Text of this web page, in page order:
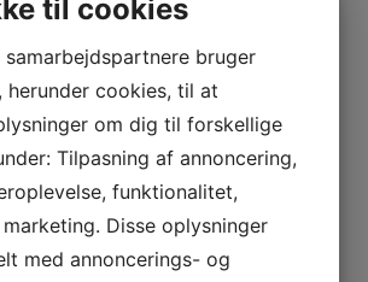
– stort udvalg og gode priser
til cookies
bruger
herunder cookies, til at
om dig til forskellige
Tilpasning af annoncering,
funktionalitet,
Disse oplysninger
med annoncerings- og